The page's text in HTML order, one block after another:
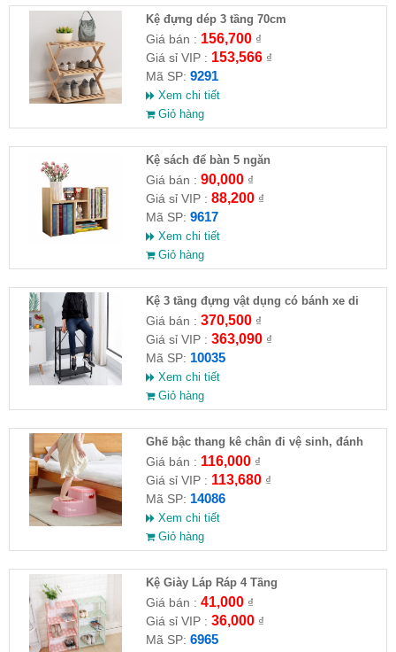
Kệ đựng dép 3 tầng 70cm
Giá bán : 156,700₫
Giá sỉ VIP : 153,566₫
Mã SP: 9291
Xem chi tiết
Giỏ hàng
Kệ sách để bàn 5 ngăn
Giá bán : 90,000₫
Giá sỉ VIP : 88,200₫
Mã SP: 9617
Xem chi tiết
Giỏ hàng
Kệ 3 tầng đựng vật dụng có bánh xe di
chuyển
Giá bán : 370,500₫
Giá sỉ VIP : 363,090₫
Mã SP: 10035
Xem chi tiết
Giỏ hàng
Ghế bậc thang kê chân đi vệ sinh, đánh
răng, ghế tắm
Giá bán : 116,000₫
Giá sỉ VIP : 113,680₫
Mã SP: 14086
Xem chi tiết
Giỏ hàng
Kệ Giày Láp Ráp 4 Tầng
Giá bán : 41,000₫
Giá sỉ VIP : 36,000₫
Mã SP: 6965